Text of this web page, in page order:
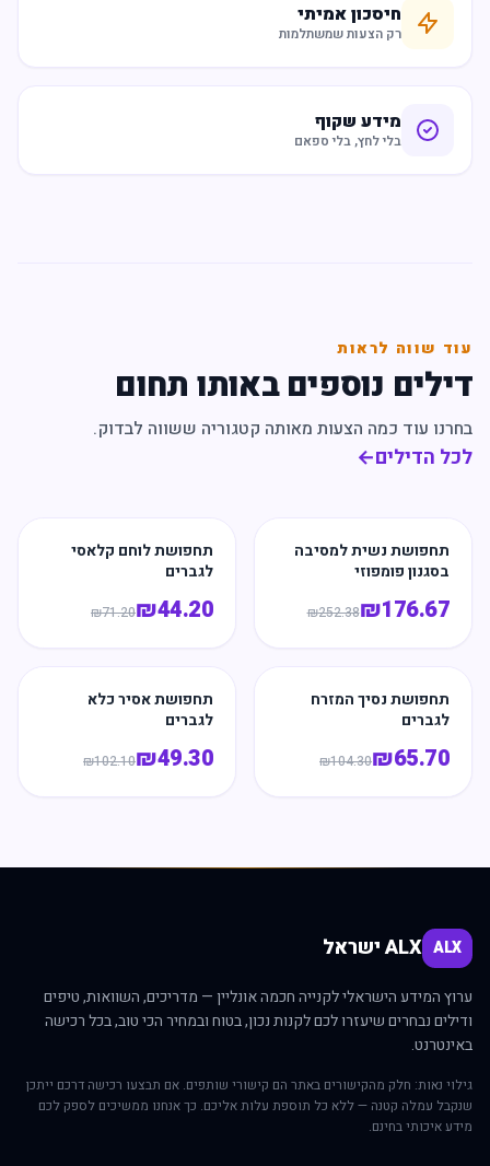
חיסכון אמיתי
רק הצעות שמשתלמות
מידע שקוף
בלי לחץ, בלי ספאם
עוד שווה לראות
דילים נוספים באותו תחום
בחרנו עוד כמה הצעות מאותה קטגוריה ששווה לבדוק.
לכל הדילים←
תחפושת נשית למסיבה
בסגנון פומפוזי
₪176.67
₪252.38
תחפושת לוחם קלאסי
לגברים
₪44.20
₪71.20
תחפושת נסיך המזרח
לגברים
₪65.70
₪104.30
תחפושת אסיר כלא
לגברים
₪49.30
₪102.10
ALX ALX ישראל
ערוץ המידע הישראלי לקנייה חכמה אונליין — מדריכים, השוואות, טיפים
ודילים נבחרים שיעזרו לכם לקנות נכון, בטוח ובמחיר הכי טוב, בכל רכישה
באינטרנט.
גילוי נאות: חלק מהקישורים באתר הם קישורי שותפים. אם תבצעו רכישה דרכם ייתכן
שנקבל עמלה קטנה — ללא כל תוספת עלות אליכם. כך אנחנו ממשיכים לספק לכם
מידע איכותי בחינם.